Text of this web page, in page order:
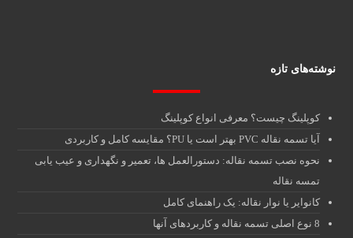
نوشته‌های تازه
کوپلینگ چیست؟ معرفی انواع کوپلینگ
آیا تسمه نقاله PVC بهتر است یا PU؟ مقایسه کامل و کاربردی
نحوه نصب تسمه نقاله: دستورالعمل ها، تعمیر و نگهداری و عیب یابی
تمسه نقاله
کانوایر یا نوار نقاله: یک راهنمای کامل
8 نوع اصلی تسمه نقاله و کاربردهای آنها